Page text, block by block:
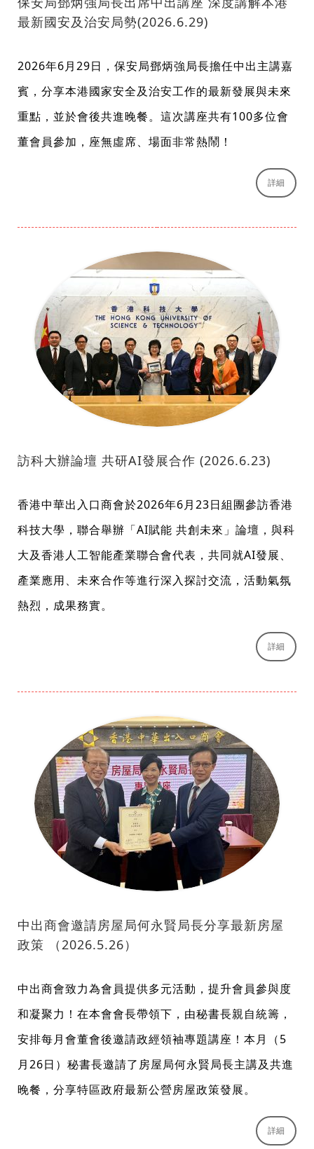
最新國安及治安局勢(2026.6.29)
2026年6月29日，保安局鄧炳強局長擔任中出主講嘉
賓，分享本港國家安全及治安工作的最新發展與未來
重點，並於會後共進晚餐。這次講座共有100多位會
董會員參加，座無虛席、場面非常熱鬧！
詳細
訪科大辦論壇 共研AI發展合作 (2026.6.23)
香港中華出入口商會於2026年6月23日組團參訪香港
科技大學，聯合舉辦「AI賦能 共創未來」論壇，與科
大及香港人工智能產業聯合會代表，共同就AI發展、
產業應用、未來合作等進行深入探討交流，活動氣氛
熱烈，成果務實。
詳細
中出商會邀請房屋局何永賢局長分享最新房屋
政策 （2026.5.26）
中出商會致力為會員提供多元活動，提升會員參與度
和凝聚力！在本會會長帶領下，由秘書長親自統籌，
安排每月會董會後邀請政經領袖專題講座！本月（5
月26日）秘書長邀請了房屋局何永賢局長主講及共進
晚餐，分享特區政府最新公營房屋政策發展。
詳細